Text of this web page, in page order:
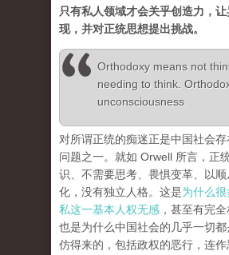
只有私人领域才会关乎创造力，
现，并对正统思想提出挑战。
Orthodoxy means not
needing to think.
unconsciousness
对所谓正统的痴迷正是中国社会
问题之一。就如 Orwell 所言，正
识、不需要思考、畏惧变革、以
化，没有独立人格。这是为什么
私这一基本人权无感 ，甚至有完
也是为什么中国社会的几乎一切
仿得来的，包括政权的恶行，连